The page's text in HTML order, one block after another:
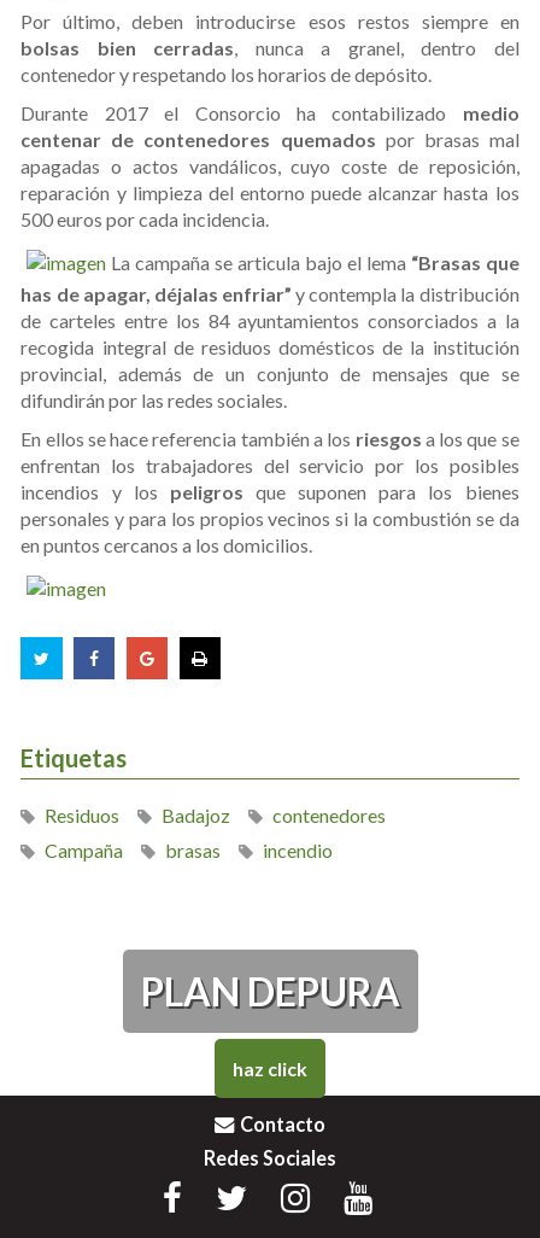
Por último, deben introducirse esos restos siempre en
bolsas bien cerradas , nunca a granel, dentro del
contenedor y respetando los horarios de depósito.
Durante 2017 el Consorcio ha contabilizado medio
centenar de contenedores quemados por brasas mal
apagadas o actos vandálicos, cuyo coste de reposición,
reparación y limpieza del entorno puede alcanzar hasta los
500 euros por cada incidencia.
La campaña se articula bajo el lema “Brasas que
has de apagar, déjalas enfriar” y contempla la distribución
de carteles entre los 84 ayuntamientos consorciados a la
recogida integral de residuos domésticos de la institución
provincial, además de un conjunto de mensajes que se
difundirán por las redes sociales.
En ellos se hace referencia también a los riesgos a los que se
enfrentan los trabajadores del servicio por los posibles
incendios y los peligros que suponen para los bienes
personales y para los propios vecinos si la combustión se da
en puntos cercanos a los domicilios.
Etiquetas
Residuos Badajoz
contenedores
Campaña
brasas incendio
PLAN DEPURA
haz click
Contacto
Redes Sociales